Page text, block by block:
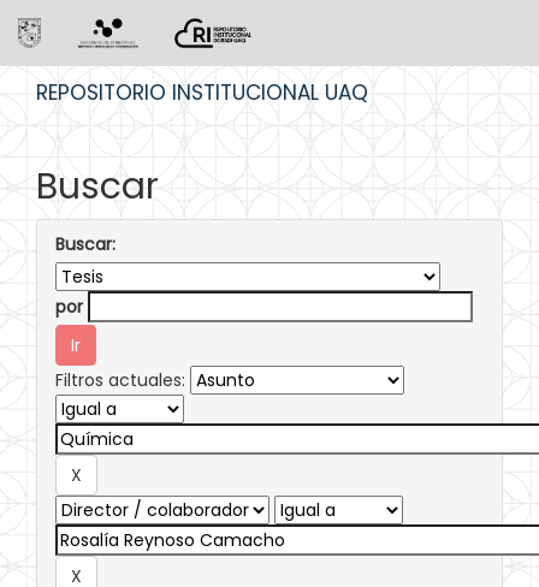
REPOSITORIO INSTITUCIONAL UAQ
Buscar
Buscar:
por
Filtros actuales: